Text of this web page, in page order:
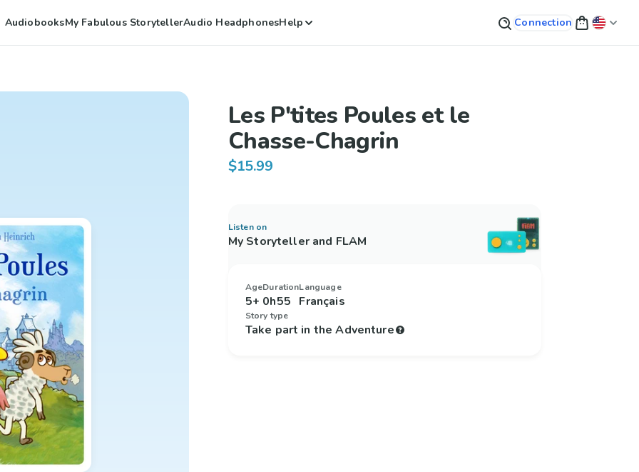
AudiobooksMy Fabulous StorytellerAudio HeadphonesHelp Connection
Les P'tites Poules et le
Chasse-Chagrin
$15.99
Listen on
My Storyteller and FLAM
Age
5+
Duration
0h55
Language
Français
Story type
Take part in the Adventure